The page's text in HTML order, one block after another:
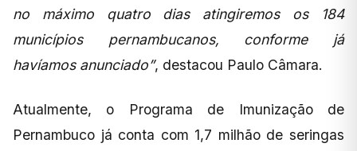
no máximo quatro dias atingiremos os 184
municípios pernambucanos, conforme já
havíamos anunciado”, destacou Paulo Câmara.
Atualmente, o Programa de Imunização de
Pernambuco já conta com 1,7 milhão de seringas